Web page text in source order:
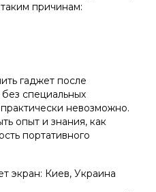
причинам:
гаджет после
специальных
невозможно.
опыт и знания, как
портативного